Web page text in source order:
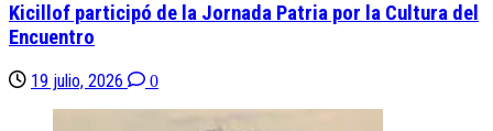
Kicillof participó de la Jornada Patria por la Cultura del
Encuentro
19 julio, 2026 0